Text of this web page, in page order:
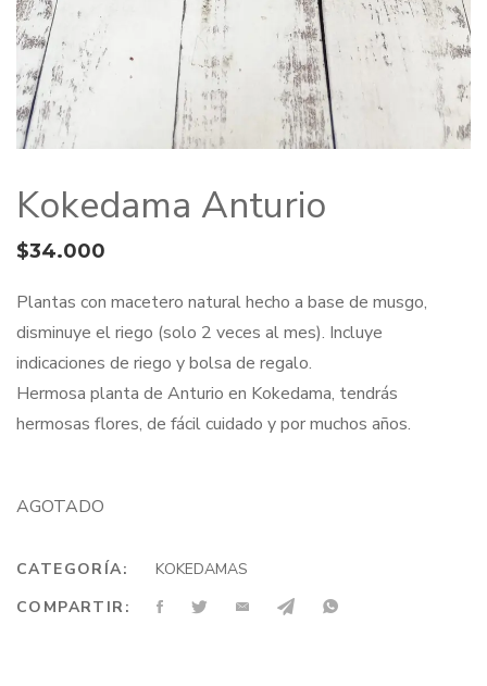
Kokedama Anturio
$34.000
Plantas con macetero natural hecho a base de musgo,
disminuye el riego (solo 2 veces al mes). Incluye
indicaciones de riego y bolsa de regalo.
Hermosa planta de Anturio en Kokedama, tendrás
hermosas flores, de fácil cuidado y por muchos años.
AGOTADO
CATEGORÍA:
KOKEDAMAS
COMPARTIR: